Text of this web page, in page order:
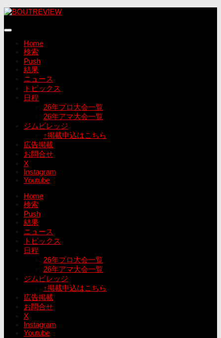
コ
テ
Home
検索
Push
結果
ニュース
トピックス
日程
26年プロ大会一覧
26年アマ大会一覧
ジムビレッジ
↑掲載申込はこちら
広告掲載
お問合せ
X
Instagram
Youtube
Home
検索
Push
結果
ニュース
トピックス
日程
26年プロ大会一覧
26年アマ大会一覧
ジムビレッジ
↑掲載申込はこちら
広告掲載
お問合せ
X
Instagram
Youtube